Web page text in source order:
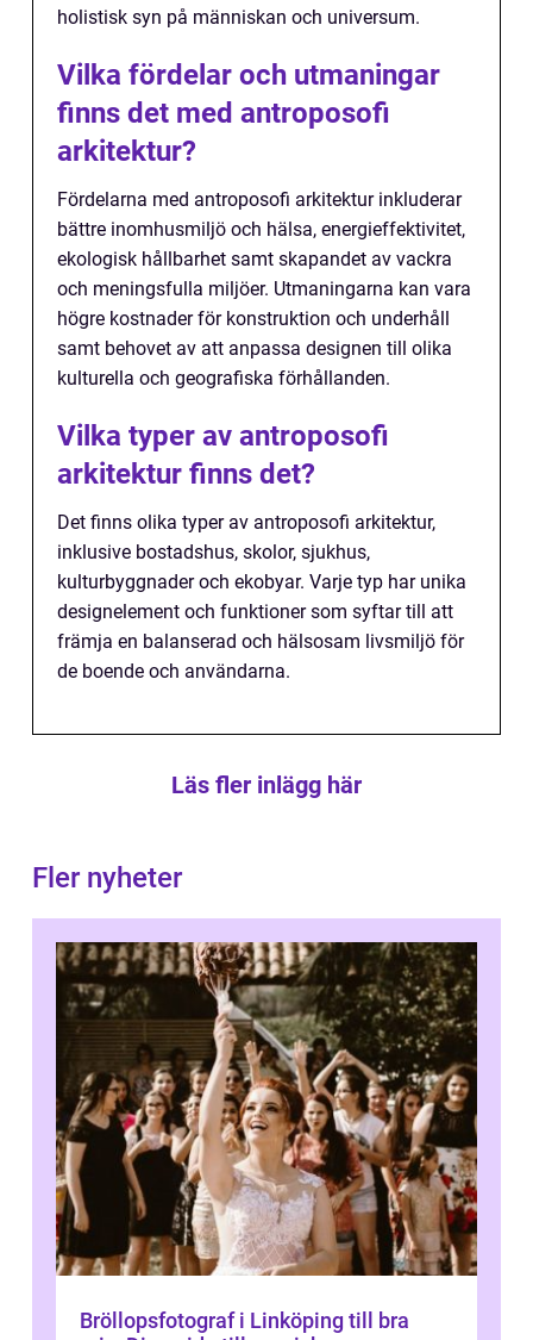
holistisk syn på människan och universum.
Vilka fördelar och utmaningar
finns det med antroposofi
arkitektur?
Fördelarna med antroposofi arkitektur inkluderar
bättre inomhusmiljö och hälsa, energieffektivitet,
ekologisk hållbarhet samt skapandet av vackra
och meningsfulla miljöer. Utmaningarna kan vara
högre kostnader för konstruktion och underhåll
samt behovet av att anpassa designen till olika
kulturella och geografiska förhållanden.
Vilka typer av antroposofi
arkitektur finns det?
Det finns olika typer av antroposofi arkitektur,
inklusive bostadshus, skolor, sjukhus,
kulturbyggnader och ekobyar. Varje typ har unika
designelement och funktioner som syftar till att
främja en balanserad och hälsosam livsmiljö för
de boende och användarna.
Läs fler inlägg här
Fler nyheter
Bröllopsfotograf i Linköping till bra